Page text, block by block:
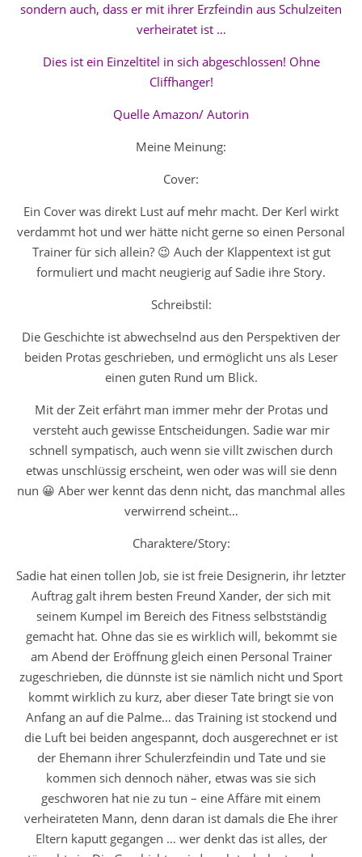
sondern auch, dass er mit ihrer Erzfeindin aus Schulzeiten
verheiratet ist …
Dies ist ein Einzeltitel in sich abgeschlossen! Ohne
Cliffhanger!
Quelle Amazon/ Autorin
Meine Meinung:
Cover:
Ein Cover was direkt Lust auf mehr macht. Der Kerl wirkt
verdammt hot und wer hätte nicht gerne so einen Personal
Trainer für sich allein? 😉 Auch der Klappentext ist gut
formuliert und macht neugierig auf Sadie ihre Story.
Schreibstil:
Die Geschichte ist abwechselnd aus den Perspektiven der
beiden Protas geschrieben, und ermöglicht uns als Leser
einen guten Rund um Blick.
Mit der Zeit erfährt man immer mehr der Protas und
versteht auch gewisse Entscheidungen. Sadie war mir
schnell sympatisch, auch wenn sie villt zwischen durch
etwas unschlüssig erscheint, wen oder was will sie denn
nun 😀 Aber wer kennt das denn nicht, das manchmal alles
verwirrend scheint…
Charaktere/Story:
Sadie hat einen tollen Job, sie ist freie Designerin, ihr letzter
Auftrag galt ihrem besten Freund Xander, der sich mit
seinem Kumpel im Bereich des Fitness selbstständig
gemacht hat. Ohne das sie es wirklich will, bekommt sie
am Abend der Eröffnung gleich einen Personal Trainer
zugeschrieben, die dünnste ist sie nämlich nicht und Sport
kommt wirklich zu kurz, aber dieser Tate bringt sie von
Anfang an auf die Palme… das Training ist stockend und
die Luft bei beiden angespannt, doch ausgerechnet er ist
der Ehemann ihrer Schulerzfeindin und Tate und sie
kommen sich dennoch näher, etwas was sie sich
geschworen hat nie zu tun – eine Affäre mit einem
verheirateten Mann, denn daran ist damals die Ehe ihrer
Eltern kaputt gegangen … wer denkt das ist alles, der